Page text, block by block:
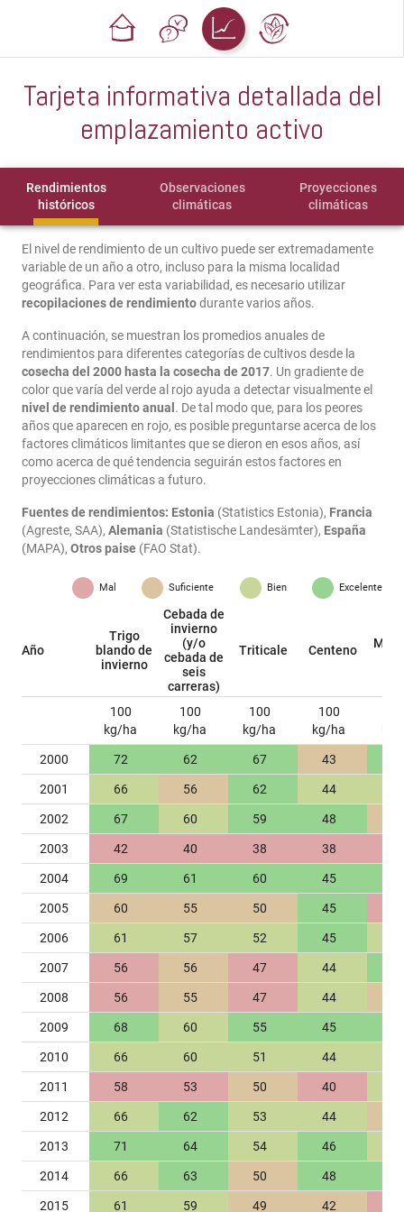
Tarjeta informativa detallada del
emplazamiento activo
Rendimientos
históricos
Observaciones
climáticas
Proyecciones
climáticas
El nivel de rendimiento de un cultivo puede ser extremadamente
variable de un año a otro, incluso para la misma localidad
geográfica. Para ver esta variabilidad, es necesario utilizar
recopilaciones de rendimientodurante varios años.
A continuación, se muestran los promedios anuales de
rendimientos para diferentes categorías de cultivos desde la
cosecha del 2000 hasta la cosecha de 2017. Un gradiente de
color que varía del verde al rojo ayuda a detectar visualmente el
nivel de rendimiento anual . De tal modo que, para los peores
años que aparecen en rojo, es posible preguntarse acerca de los
factores climáticos limitantes que se dieron en esos años, así
como acerca de qué tendencia seguirán estos factores en
proyecciones climáticas a futuro.
Fuentes de rendimientos: Estonia (Statistics Estonia), Francia
(Agreste, SAA), Alemania (Statistische Landesämter), España
(MAPA), Otros paise (FAO Stat).
Mal Suficiente Bien Excelente
Año
Trigo
blando de
invierno
Cebada de
invierno
(y/o
cebada de
seis
carreras)
Triticale Centeno
Maíz
100
kg/ha
100
kg/ha
100
kg/ha
100
kg/ha
2000 72 62 67 43
2001 66 56 62 44
2002 67 60 59 48
2003 42 40 38 38
2004 69 61 60 45
2005 60 55 50 45
2006 61 57 52 45
2007 56 56 47 44
2008 56 55 47 44
2009 68 60 55 45
2010 66 60 51 44
2011 58 53 50 40
2012 66 62 53 44
2013 71 64 54 46
2014 66 63 50 48
2015 61 59 49 42